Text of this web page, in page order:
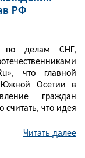
РФ
по делам СНГ,
что главной
Южной Осетии в
граждан
считать, что идея
Читать далее